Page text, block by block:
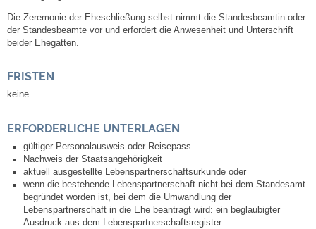
Schlepper / Traktor
Aktuelles
Gemeindeverwaltung
Mitarbeiter
Stellenangebote
Die Zeremonie der Eheschließung selbst nimmt die Standesbeamtin oder
der Standesbeamte vor und erfordert die Anwesenheit und Unterschrift
beider Ehegatten.
FRISTEN
keine
ERFORDERLICHE UNTERLAGEN
gültiger Personalausweis oder Reisepass
Nachweis der Staatsangehörigkeit
aktuell ausgestellte Lebenspartnerschaftsurkunde oder
wenn die bestehende Lebenspartnerschaft nicht bei dem Standesamt
begründet worden ist, bei dem die Umwandlung der
Lebenspartnerschaft in die Ehe beantragt wird: ein beglaubigter
Ausdruck aus dem Lebenspartnerschaftsregister